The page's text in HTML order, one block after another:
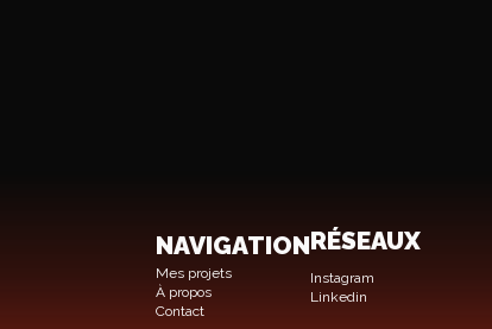
NAVIGATION
Mes projets
À propos
Contact
RÉSEAUX
Instagram
Linkedin